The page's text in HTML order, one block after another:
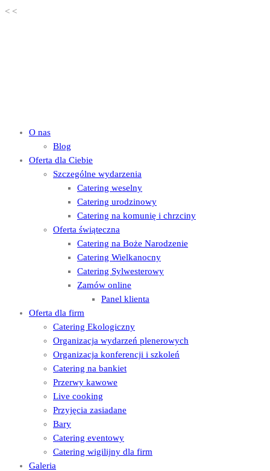
< <
O nas
Blog
Oferta dla Ciebie
Szczególne wydarzenia
Catering weselny
Catering urodzinowy
Catering na komunię i chrzciny
Oferta świąteczna
Catering na Boże Narodzenie
Catering Wielkanocny
Catering Sylwesterowy
Zamów online
Panel klienta
Oferta dla firm
Catering Ekologiczny
Organizacja wydarzeń plenerowych
Organizacja konferencji i szkoleń
Catering na bankiet
Przerwy kawowe
Live cooking
Przyjęcia zasiadane
Bary
Catering eventowy
Catering wigilijny dla firm
Galeria